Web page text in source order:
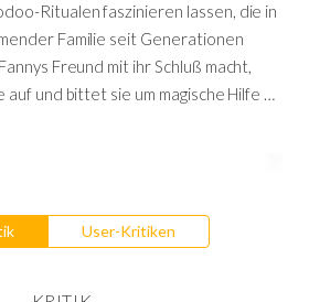
Ritualen faszinieren lassen, die in
Familie seit Generationen
Freund mit ihr Schluß macht,
auf und bittet sie um magische Hilfe …
User-Kritiken